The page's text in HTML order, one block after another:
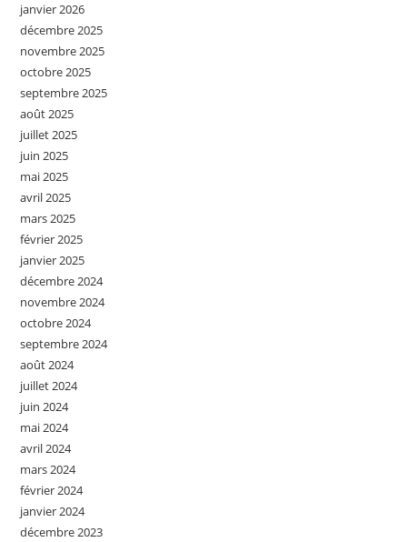
janvier 2026
décembre 2025
novembre 2025
octobre 2025
septembre 2025
août 2025
juillet 2025
juin 2025
mai 2025
avril 2025
mars 2025
février 2025
janvier 2025
décembre 2024
novembre 2024
octobre 2024
septembre 2024
août 2024
juillet 2024
juin 2024
mai 2024
avril 2024
mars 2024
février 2024
janvier 2024
décembre 2023